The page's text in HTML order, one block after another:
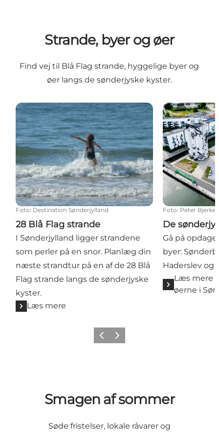
Strande, byer og øer
Find vej til Blå Flag strande, hyggelige byer og
øer langs de sønderjyske kyster.
28 Blå Flag strande
Foto: Destination Sønderjylland
28 Blå Flag strande
I Sønderjylland ligger strandene
som perler på en snor. Planlæg din
næste strandtur på en af de 28 Blå
Flag strande langs de sønderjyske
kyster.
Læs mere
De
Foto: Peter Bjerke
De
Gå på
byer:
Haderslev og
Læs mere
øerne i
ForrigeNæste
Smagen af sommer
Søde fristelser, lokale råvarer og